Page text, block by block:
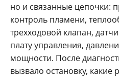
но и связанные цепочки:
контроль пламени,
трехходовой клапан,
плату управления,
мощности. После
вызвало остановку,